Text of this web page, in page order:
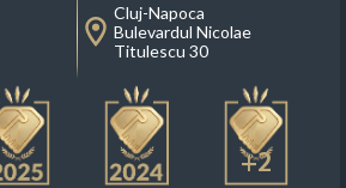
Cluj-Napoca
Bulevardul Nicolae
Titulescu 30
+2